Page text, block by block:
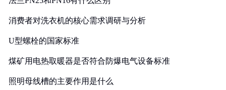
消费者对洗衣机的核心需求调研与分析
U型螺栓的国家标准
煤矿用电热取暖器是否符合防爆电气设备标准
照明母线槽的主要作用是什么